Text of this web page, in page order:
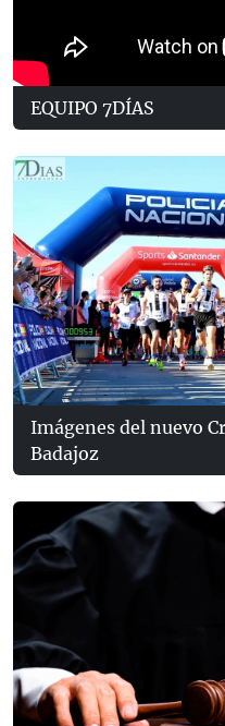
EQUIPO 7DÍAS
Imágenes del nuevo
Badajoz